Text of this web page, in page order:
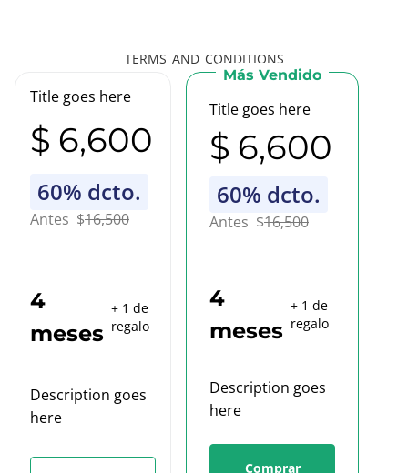
TERMS_AND_CONDITIONS
Title goes here
$ 6,600
60% dcto.
Antes $16,500
4
meses
+ 1 de
regalo
Description goes
here
Más Vendido
Title goes here
$ 6,600
60% dcto.
Antes $16,500
4
meses
+ 1 de
regalo
Description goes
here
Comprar